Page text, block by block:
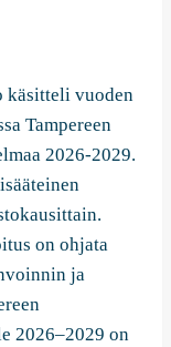
käsitteli vuoden
Tampereen
2026-2029.
on ohjata
ja
2026–2029 on